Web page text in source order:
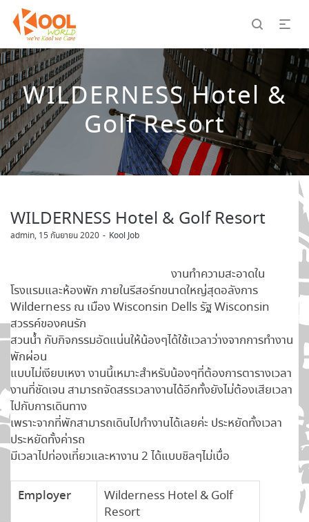
WILDERNESS Hotel &
Golf Resort
WILDERNESS Hotel & Golf Resort
by
admin 15 กันยายน 2020 Kool Job
งานทำความสะอาดใน
โรงแรมและห้องพัก ภายในรีสอร์ทขนาดใหญ่สุดอลังการ
Wilderness ณ เมือง Wisconsin Dells รัฐ Wisconsin
สวรรค์ของคนรัก
สวนน้ำ กับกิจกรรมอัดแน่นให้น้องๆได้ใช้เเวลาว่างจากการทำงาน
พักผ่อน
แบบไม่เงียบเหงา งานนี้เหมาะสำหรับน้องๆที่ต้องการตารางเวลา
งานที่ชัดเจน สามารถจัดสรรเวลางานได้อีกทั้งยังไม่ต้องเสียเวลา
ไปกับการเดินทาง
เพราะจากที่พักสามารถเดินไปทำงานได้เลยค่ะ ประหยัดทั้งเวลา
ประหยัดทั้งค่ารถ
มีเวลาไปท่องเที่ยวและหางาน 2 ได้แบบชิลๆไม่เบื่อ
Employer
Wilderness Hotel & Golf
Resort